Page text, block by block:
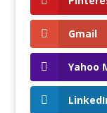
Gmail
Yahoo